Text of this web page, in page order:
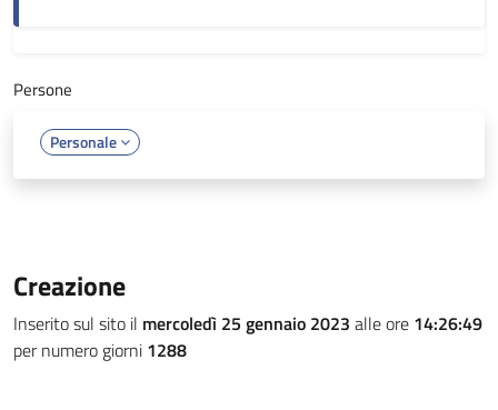
Persone
Personale
Creazione
Inserito sul sito il mercoledì 25 gennaio 2023 alle ore 14:26:49
per numero giorni 1288